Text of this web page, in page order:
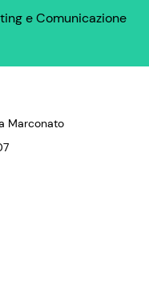
e Comunicazione
Marconato